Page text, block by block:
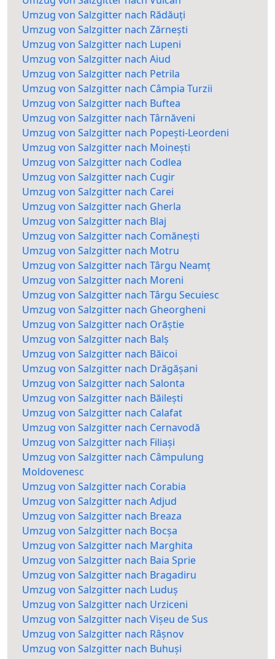
Umzug von Salzgitter nach Rădăuți
Umzug von Salzgitter nach Zărnești
Umzug von Salzgitter nach Lupeni
Umzug von Salzgitter nach Aiud
Umzug von Salzgitter nach Petrila
Umzug von Salzgitter nach Câmpia Turzii
Umzug von Salzgitter nach Buftea
Umzug von Salzgitter nach Târnăveni
Umzug von Salzgitter nach Popești-Leordeni
Umzug von Salzgitter nach Moinești
Umzug von Salzgitter nach Codlea
Umzug von Salzgitter nach Cugir
Umzug von Salzgitter nach Carei
Umzug von Salzgitter nach Gherla
Umzug von Salzgitter nach Blaj
Umzug von Salzgitter nach Comănești
Umzug von Salzgitter nach Motru
Umzug von Salzgitter nach Târgu Neamț
Umzug von Salzgitter nach Moreni
Umzug von Salzgitter nach Târgu Secuiesc
Umzug von Salzgitter nach Gheorgheni
Umzug von Salzgitter nach Orăștie
Umzug von Salzgitter nach Balș
Umzug von Salzgitter nach Băicoi
Umzug von Salzgitter nach Drăgășani
Umzug von Salzgitter nach Salonta
Umzug von Salzgitter nach Băilești
Umzug von Salzgitter nach Calafat
Umzug von Salzgitter nach Cernavodă
Umzug von Salzgitter nach Filiași
Umzug von Salzgitter nach Câmpulung
Moldovenesc
Umzug von Salzgitter nach Corabia
Umzug von Salzgitter nach Adjud
Umzug von Salzgitter nach Breaza
Umzug von Salzgitter nach Bocșa
Umzug von Salzgitter nach Marghita
Umzug von Salzgitter nach Baia Sprie
Umzug von Salzgitter nach Bragadiru
Umzug von Salzgitter nach Luduș
Umzug von Salzgitter nach Urziceni
Umzug von Salzgitter nach Vișeu de Sus
Umzug von Salzgitter nach Râșnov
Umzug von Salzgitter nach Buhuși